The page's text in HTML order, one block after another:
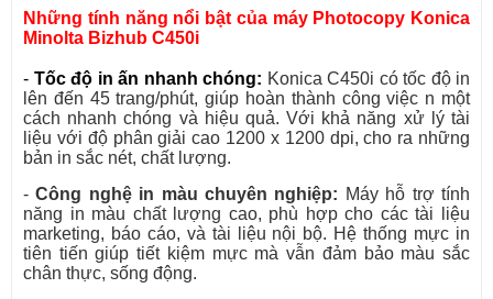
Những tính năng nổi bật của máy Photocopy Konica
Minolta Bizhub C450i
- Tốc độ in ấn nhanh chóng: Konica C450i có tốc độ in
lên đến 45 trang/phút, giúp hoàn thành công việc n một
cách nhanh chóng và hiệu quả. Với khả năng xử lý tài
liệu với độ phân giải cao 1200 x 1200 dpi, cho ra những
bản in sắc nét, chất lượng.
-Công nghệ in màu chuyên nghiệp: Máy hỗ trợ tính
năng in màu chất lượng cao, phù hợp cho các tài liệu
marketing, báo cáo, và tài liệu nội bộ. Hệ thống mực in
tiên tiến giúp tiết kiệm mực mà vẫn đảm bảo màu sắc
chân thực, sống động.